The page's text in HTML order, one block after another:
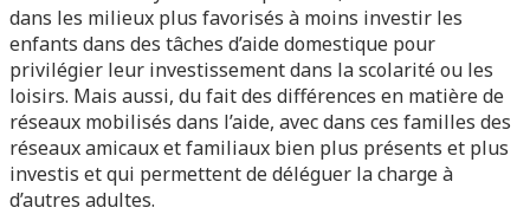
dans les milieux plus favorisés à moins investir les
enfants dans des tâches d’aide domestique pour
privilégier leur investissement dans la scolarité ou les
loisirs. Mais aussi, du fait des différences en matière de
réseaux mobilisés dans l’aide, avec dans ces familles des
réseaux amicaux et familiaux bien plus présents et plus
investis et qui permettent de déléguer la charge à
d’autres adultes.